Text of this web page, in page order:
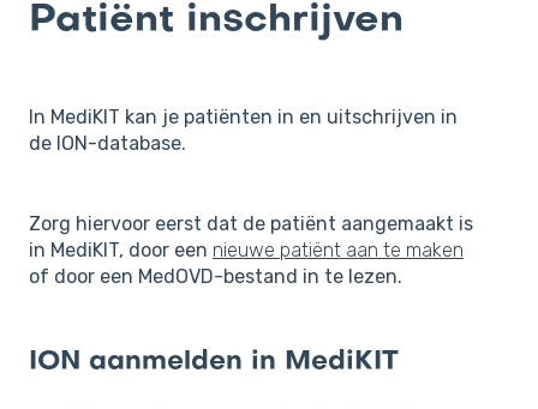
Patiënt inschrijven
In MediKIT kan je patiënten in en uitschrijven in
de ION-database.
Zorg hiervoor eerst dat de patiënt aangemaakt is
in MediKIT, door een nieuwe patiënt aan te maken
of door een MedOVD-bestand in te lezen.
ION aanmelden in MediKIT